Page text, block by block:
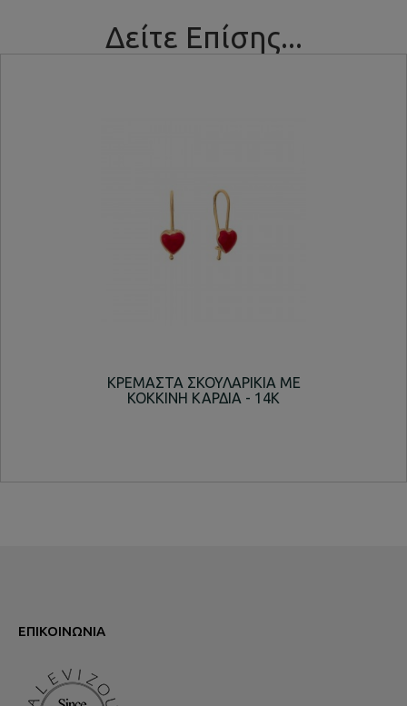
Δείτε Επίσης...
ΚΡΕΜΑΣΤΑ ΣΚΟΥΛΑΡΙΚΙΑ ΜΕ
ΚΟΚΚΙΝΗ ΚΑΡΔΙΑ - 14K
ΕΠΙΚΟΙΝΩΝΊΑ